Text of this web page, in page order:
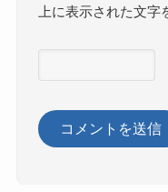
上に表示された文字